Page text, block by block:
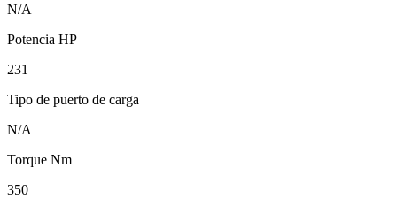
N/A
Potencia HP
231
Tipo de puerto de carga
N/A
Torque Nm
350